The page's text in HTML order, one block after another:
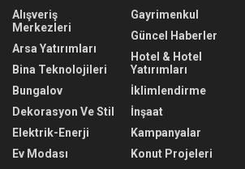
Alışveriş
Merkezleri
Arsa Yatırımları
Bina Teknolojileri
Bungalov
Dekorasyon Ve Stil
Elektrik-Enerji
Ev Modası
Gayrimenkul
Güncel Haberler
Hotel & Hotel
Yatırımları
İklimlendirme
İnşaat
Kampanyalar
Konut Projeleri